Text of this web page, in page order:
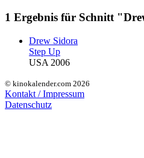
1 Ergebnis für Schnitt
Drew Sidora
Step Up
USA 2006
© kinokalender.com 2026
Kontakt / Impressum
Datenschutz